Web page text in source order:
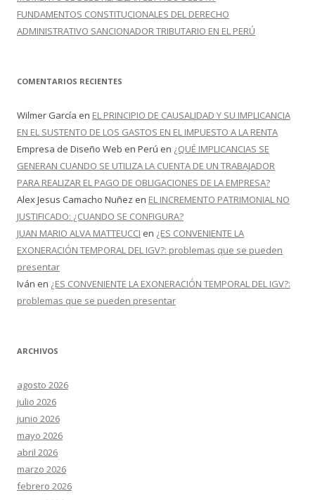
FUNDAMENTOS CONSTITUCIONALES DEL DERECHO
ADMINISTRATIVO SANCIONADOR TRIBUTARIO EN EL PERÚ
COMENTARIOS RECIENTES
Wilmer García en EL PRINCIPIO DE CAUSALIDAD Y SU IMPLICANCIA
EN EL SUSTENTO DE LOS GASTOS EN EL IMPUESTO A LA RENTA
Empresa de Diseño Web en Perú en ¿QUÉ IMPLICANCIAS SE
GENERAN CUANDO SE UTILIZA LA CUENTA DE UN TRABAJADOR
PARA REALIZAR EL PAGO DE OBLIGACIONES DE LA EMPRESA?
Alex Jesus Camacho Nuñez en EL INCREMENTO PATRIMONIAL NO
JUSTIFICADO: ¿CUANDO SE CONFIGURA?
JUAN MARIO ALVA MATTEUCCI en ¿ES CONVENIENTE LA
EXONERACIÓN TEMPORAL DEL IGV?: problemas que se pueden
presentar
Iván en ¿ES CONVENIENTE LA EXONERACIÓN TEMPORAL DEL IGV?:
problemas que se pueden presentar
ARCHIVOS
agosto 2026
julio 2026
junio 2026
mayo 2026
abril 2026
marzo 2026
febrero 2026